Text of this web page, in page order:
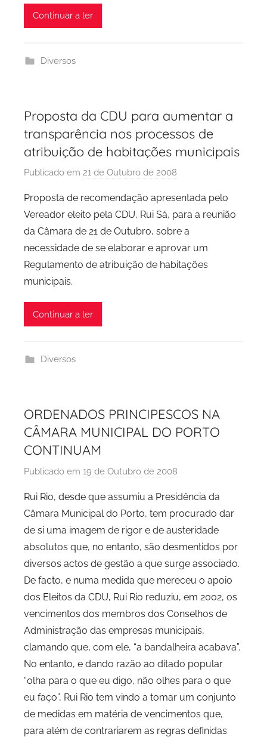
Continuar a ler
Diversos
Proposta da CDU para aumentar a
transparência nos processos de
atribuição de habitações municipais
Publicado em 21 de Outubro de 2008
r
P
C
P
C
o
Proposta de recomendação apresentada pelo
Vereador eleito pela CDU, Rui Sá, para a reunião
da Câmara de 21 de Outubro, sobre a
necessidade de se elaborar e aprovar um
Regulamento de atribuição de habitações
municipais.
Continuar a ler
Diversos
ORDENADOS PRINCIPESCOS NA
CÂMARA MUNICIPAL DO PORTO
CONTINUAM
Publicado em 19 de Outubro de 2008
r
P
C
P
C
i
d
a
d
o
Rui Rio, desde que assumiu a Presidência da
Câmara Municipal do Porto, tem procurado dar
de si uma imagem de rigor e de austeridade
absolutos que, no entanto, são desmentidos por
diversos actos de gestão a que surge associado.
De facto, e numa medida que mereceu o apoio
dos Eleitos da CDU, Rui Rio reduziu, em 2002, os
vencimentos dos membros dos Conselhos de
Administração das empresas municipais,
clamando que, com ele, “a bandalheira acabava”.
No entanto, e dando razão ao ditado popular
“olha para o que eu digo, não olhes para o que
eu faço”, Rui Rio tem vindo a tomar um conjunto
de medidas em matéria de vencimentos que,
para além de contrariarem as regras definidas